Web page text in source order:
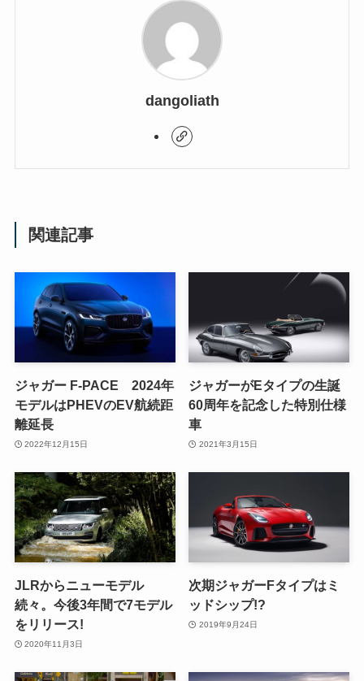
dangoliath
関連記事
ジャガー F-PACE 2024年
モデルはPHEVのEV航続距
離延長
2022年12月15日
ジャガーがEタイプの生誕
60周年を記念した特別仕様
車
2021年3月15日
JLRからニューモデル
続々。今後3年間で7モデル
をリリース!
2020年11月3日
次期ジャガーFタイプはミ
ッドシップ!?
2019年9月24日